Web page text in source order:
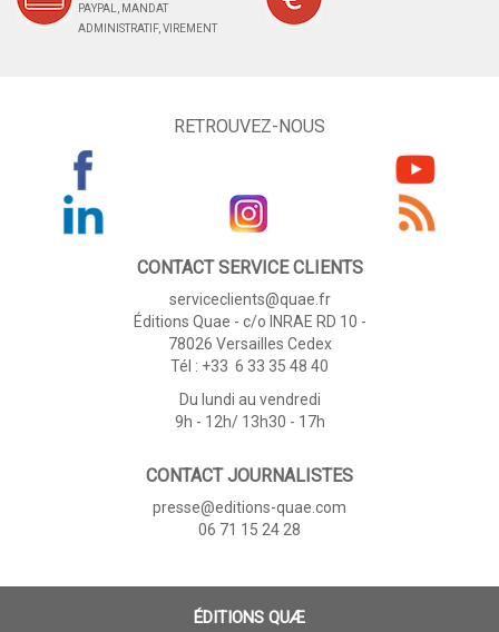
PAYPAL, MANDAT
ADMINISTRATIF, VIREMENT
RETROUVEZ-NOUS
CONTACT SERVICE CLIENTS
serviceclients@quae.fr
Éditions Quae - c/o INRAE RD 10 -
78026 Versailles Cedex
Tél : +33 6 33 35 48 40
Du lundi au vendredi
9h - 12h/ 13h30 - 17h
CONTACT JOURNALISTES
presse@editions-quae.com
06 71 15 24 28
ÉDITIONS QUÆ